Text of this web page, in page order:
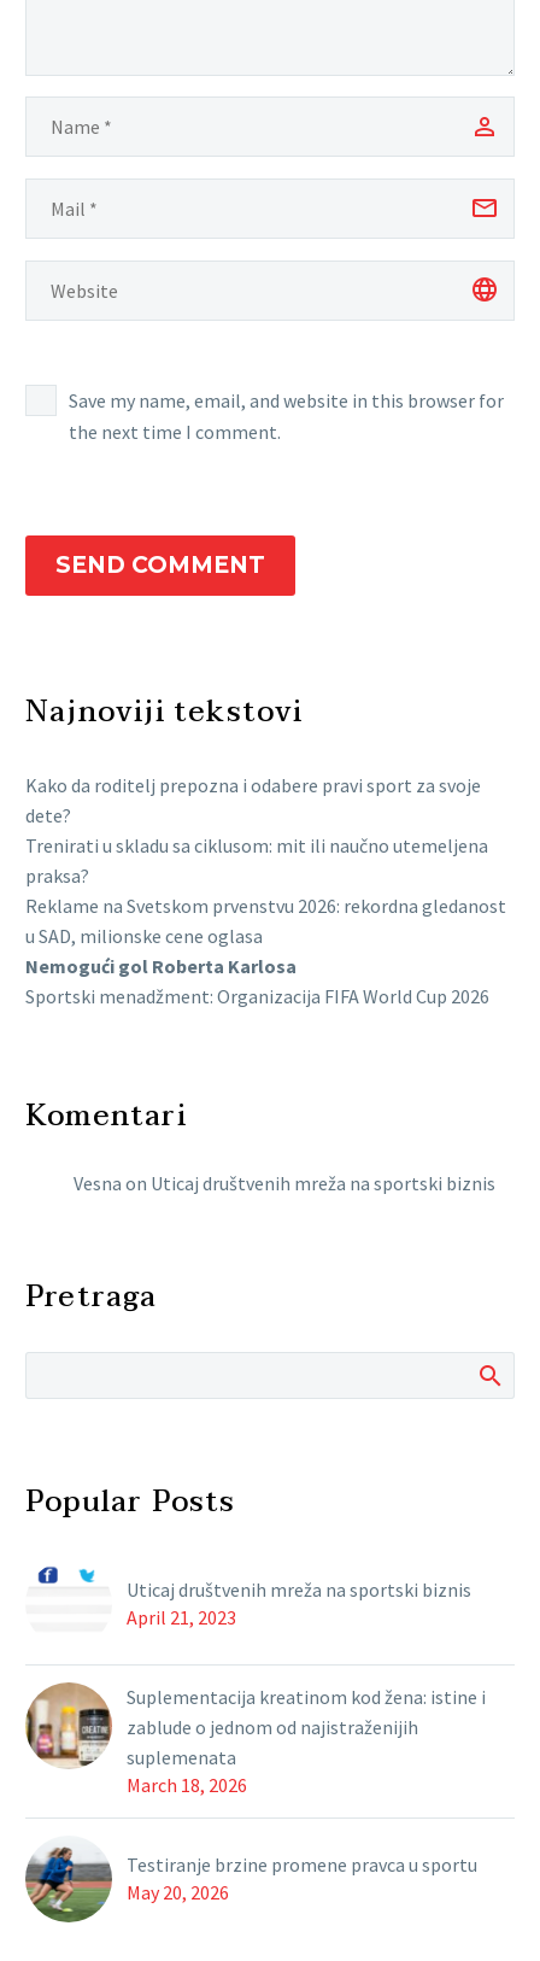
Save my name, email, and website in this browser for
the next time I comment.
SEND COMMENT
Najnoviji tekstovi
Kako da roditelj prepozna i odabere pravi sport za svoje
dete?
Trenirati u skladu sa ciklusom: mit ili naučno utemeljena
praksa?
Reklame na Svetskom prvenstvu 2026: rekordna gledanost
u SAD, milionske cene oglasa
Nemogući gol Roberta Karlosa
Sportski menadžment: Organizacija FIFA World Cup 2026
Komentari
Vesna on Uticaj društvenih mreža na sportski biznis
Pretraga
Popular Posts
Uticaj društvenih mreža na sportski biznis
April 21, 2023
Suplementacija kreatinom kod žena: istine i
zablude o jednom od najistraženijih
suplemenata
March 18, 2026
Testiranje brzine promene pravca u sportu
May 20, 2026